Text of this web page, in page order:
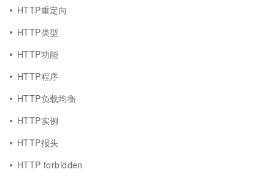
HTTP重定向
HTTP类型
HTTP功能
HTTP程序
HTTP负载均衡
HTTP实例
HTTP报头
HTTP forbidden